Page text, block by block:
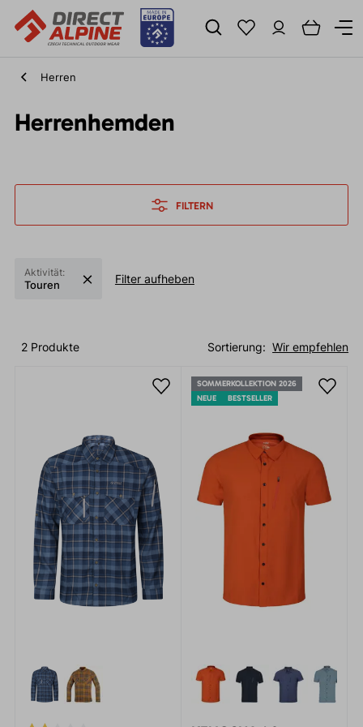
Herren
Herrenhemden
FILTERN
Aktivität:
Touren Filter aufheben
Wir empfehlen
Sortierung:
2 Produkte
SOMMERKOLLEKTION 2026
NEUE
BESTSELLER